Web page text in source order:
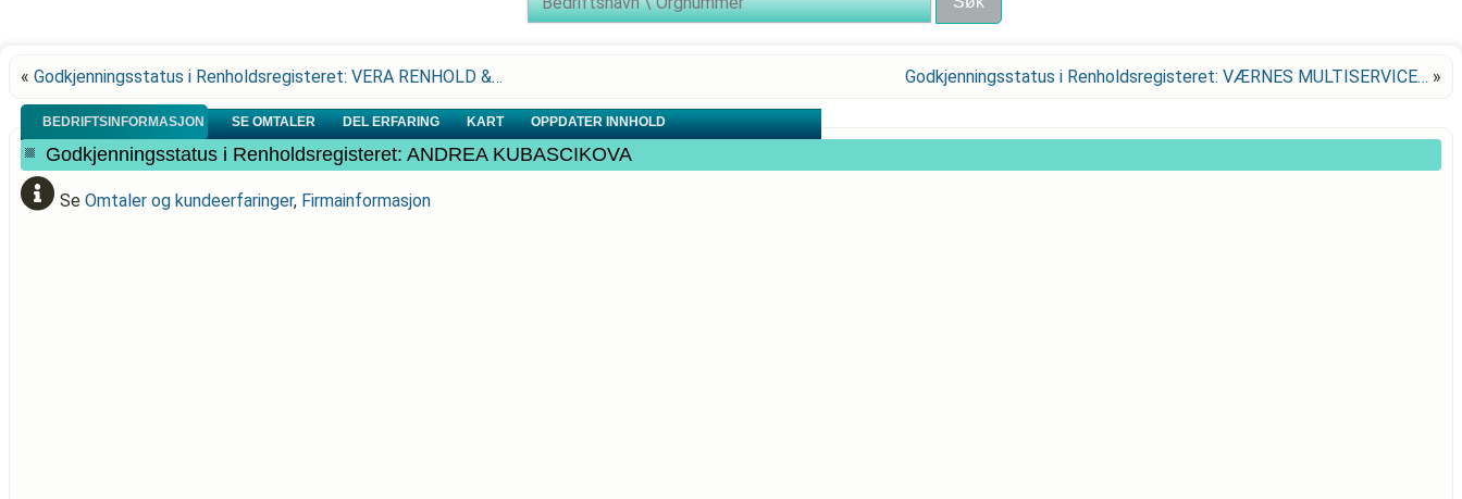
« Godkjenningsstatus i Renholdsregisteret: VERA RENHOLD &… Godkjenningsstatus i Renholdsregisteret: VÆRNES MULTISERVICE… »
BEDRIFTSINFORMASJON SE OMTALER DEL ERFARING KART OPPDATER INNHOLD
Godkjenningsstatus i Renholdsregisteret: ANDREA KUBASCIKOVA
Se Omtaler og kundeerfaringer, Firmainformasjon